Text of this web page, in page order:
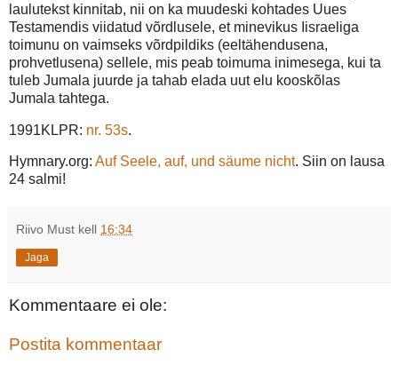
laulutekst kinnitab, nii on ka muudeski kohtades Uues
Testamendis viidatud võrdlusele, et minevikus Iisraeliga
toimunu on vaimseks võrdpildiks (eeltähendusena,
prohvetlusena) sellele, mis peab toimuma inimesega, kui ta
tuleb Jumala juurde ja tahab elada uut elu kooskõlas
Jumala tahtega.
1991KLPR: nr. 53s.
Hymnary.org: Auf Seele, auf, und säume nicht. Siin on lausa
24 salmi!
Riivo Must kell 16:34
Jaga
Kommentaare ei ole:
Postita kommentaar